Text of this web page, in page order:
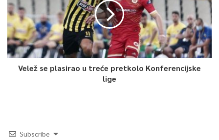
koje su počinile paravojske bosanskih Srba i njihovi rukovodioci
tokom balkanskih ratova devedesetih.”
0
Article Rating
Velež se plasirao u treće pretkolo Konferencijske
lige
Subscribe